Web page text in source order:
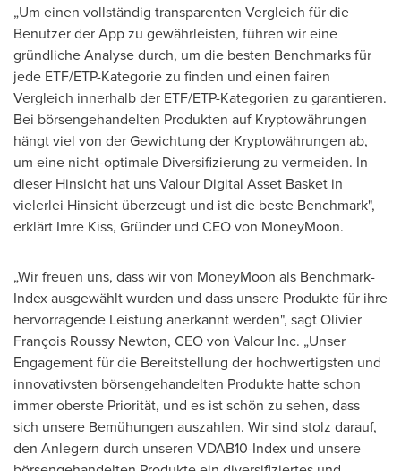
„Um einen vollständig transparenten Vergleich für die
Benutzer der App zu gewährleisten, führen wir eine
gründliche Analyse durch, um die besten Benchmarks für
jede ETF/ETP-Kategorie zu finden und einen fairen
Vergleich innerhalb der ETF/ETP-Kategorien zu garantieren.
Bei börsengehandelten Produkten auf Kryptowährungen
hängt viel von der Gewichtung der Kryptowährungen ab,
um eine nicht-optimale Diversifizierung zu vermeiden. In
dieser Hinsicht hat uns Valour Digital Asset Basket in
vielerlei Hinsicht überzeugt und ist die beste Benchmark",
erklärt Imre Kiss, Gründer und CEOvon MoneyMoon.
„Wir freuen uns, dass wir von MoneyMoon als Benchmark-
Index ausgewählt wurden und dass unsere Produkte für ihre
hervorragende Leistung anerkannt werden", sagt Olivier
François Roussy Newton, CEO von Valour Inc. „Unser
Engagement für die Bereitstellung der hochwertigsten und
innovativsten börsengehandelten Produkte hatte schon
immer oberste Priorität, und es ist schön zu sehen, dass
sich unsere Bemühungen auszahlen. Wir sind stolz darauf,
den Anlegern durch unseren VDAB10-Index und unsere